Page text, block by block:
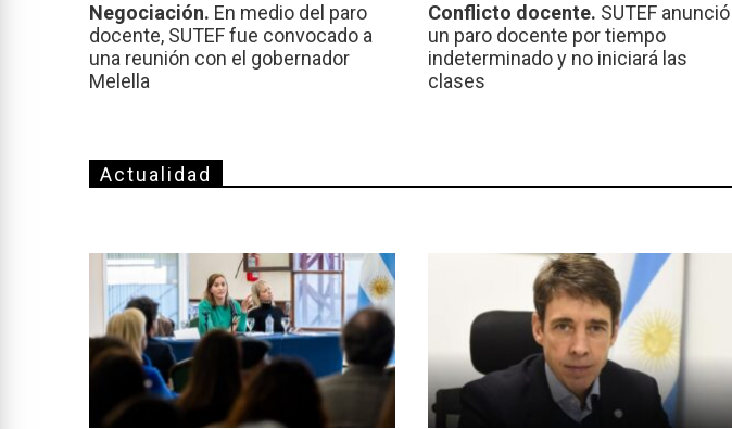
Negociación. En medio del paro
docente, SUTEF fue convocado a
una reunión con el gobernador
Melella
Conflicto docente. SUTEF anunció
un paro docente por tiempo
indeterminado y no iniciará las
clases
Actualidad